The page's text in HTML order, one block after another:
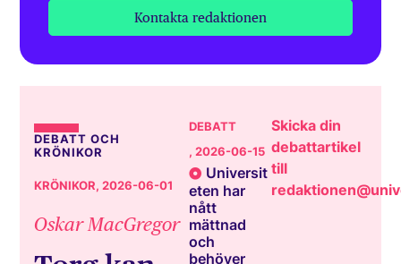
Kontakta redaktionen
DEBATT OCH
KRÖNIKOR
KRÖNIKOR, 2026-06-01
Oskar MacGregor
DEBATT
, 2026-06-15
Universit
eten har
nått
mättnad
och
behöver
Skicka din
debattartikel
till